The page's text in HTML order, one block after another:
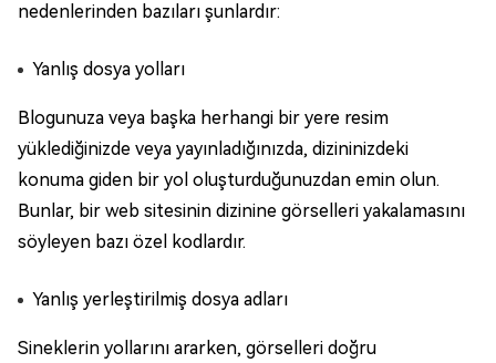
nedenlerinden bazıları şunlardır:
Yanlış dosya yolları
Blogunuza veya başka herhangi bir yere resim
yüklediğinizde veya yayınladığınızda, dizininizdeki
konuma giden bir yol oluşturduğunuzdan emin olun.
Bunlar, bir web sitesinin dizinine görselleri yakalamasını
söyleyen bazı özel kodlardır.
Yanlış yerleştirilmiş dosya adları
Sineklerin yollarını ararken, görselleri doğru